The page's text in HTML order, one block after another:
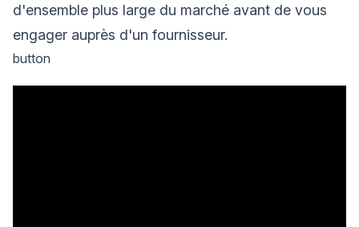
d'ensemble plus large du marché avant de vous
engager auprès d'un fournisseur.
button